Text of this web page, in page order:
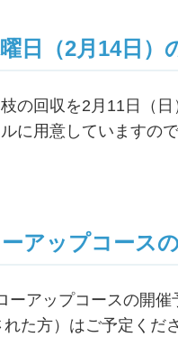
日（2月14日）
の回収を2月11日（
に用意していますの
アップコース
ーアップコースの開
た方）はご予定くださ